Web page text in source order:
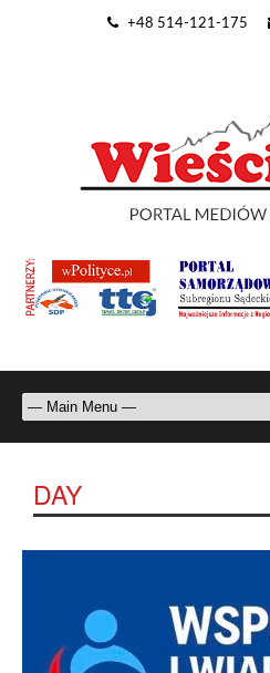
+48 514-121-175
DAY